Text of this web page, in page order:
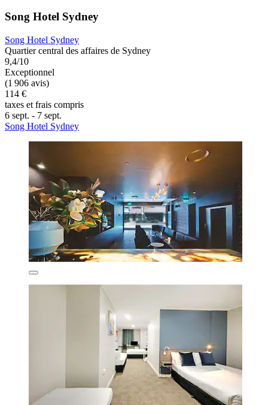
Song Hotel Sydney
Song Hotel Sydney
Quartier central des affaires de Sydney
9,4/10
Exceptionnel
(1 906 avis)
114 €
taxes et frais compris
6 sept. - 7 sept.
Song Hotel Sydney